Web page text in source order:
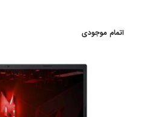
اتمام موجودی